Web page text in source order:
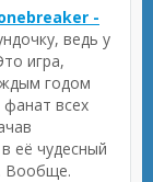
-
ведь у
игра,
годом
фанат всех
её чудесный
Вообще.